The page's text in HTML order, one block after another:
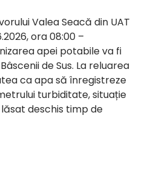
Valea Seacă din UAT
ora 08:00 –
apei potabile va fi
de Sus. La reluarea
ca apa să înregistreze
turbiditate, situație
deschis timp de